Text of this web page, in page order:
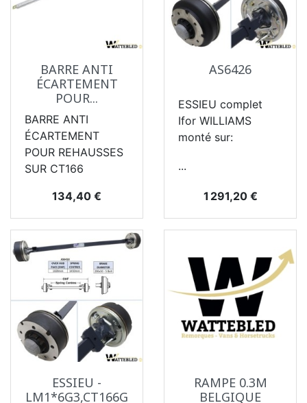
BARRE ANTI
ÉCARTEMENT
POUR...
BARRE ANTI
ÉCARTEMENT
POUR REHAUSSES
SUR CT166
Prix
134,40 €
AS6426
ESSIEU complet
Ifor WILLIAMS
monté sur:
...
Prix
1 291,20 €
ESSIEU -
LM1*6G3,CT166G
RAMPE 0.3M
BELGIQUE